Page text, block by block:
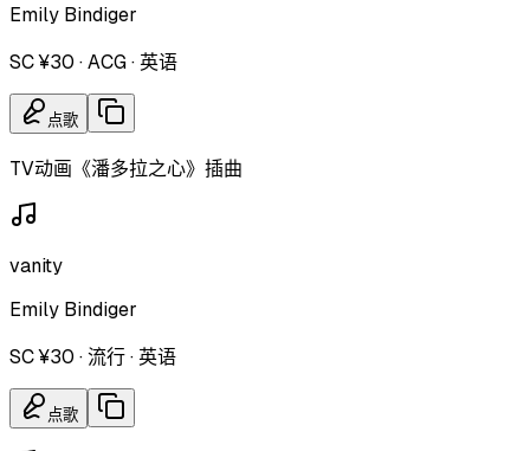
Emily Bindiger
SC ¥30 ·ACG· 英语
点歌
TV动画《潘多拉之心》插曲
vanity
Emily Bindiger
SC ¥30 ·流行· 英语
点歌